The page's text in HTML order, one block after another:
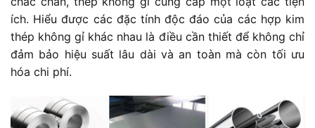
ích. Hiểu được các đặc tính độc đáo của các hợp kim
thép không gỉ khác nhau là điều cần thiết để không chỉ
đảm bảo hiệu suất lâu dài và an toàn mà còn tối ưu
hóa chi phí.